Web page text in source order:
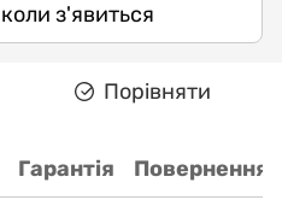
з'явиться
Порівняти
Гарантія Повернення